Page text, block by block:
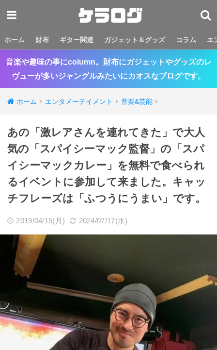
ホーム 財布 ギター関連 ガジェット＆グッズ コラム エ
音楽や趣味の事にcolumn。財布にガジェットやグッズのレ
ヴューが多いジャングルみたいにカオスなブログです。
ホーム エンタメーテイメント 音楽&芸能
あの「激レアさんを連れてきた」で大人
気の「スパイシーマック監督」の「スパ
イシーマックカレー」を無料で食べられ
るイベントに参加して来ました。キャッ
チフレーズは「ふつうにうまい」です。
2019/04/15(月) 2024/07/17(水)